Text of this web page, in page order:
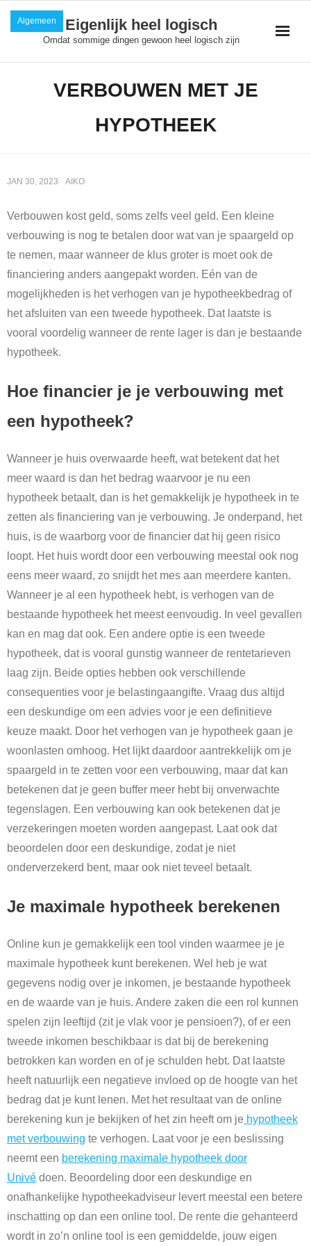
Skip
Eigenlijk heel logisch
Omdat sommige dingen gewoon heel logisch zijn
VERBOUWEN MET JE
HYPOTHEEK
JAN 30, 2023 AIKO
Algemeen
Verbouwen kost geld, soms zelfs veel geld. Een kleine
verbouwing is nog te betalen door wat van je spaargeld op
te nemen, maar wanneer de klus groter is moet ook de
financiering anders aangepakt worden. Eén van de
mogelijkheden is het verhogen van je hypotheekbedrag of
het afsluiten van een tweede hypotheek. Dat laatste is
vooral voordelig wanneer de rente lager is dan je bestaande
hypotheek.
Hoe financier je je verbouwing met
een hypotheek?
Wanneer je huis overwaarde heeft, wat betekent dat het
meer waard is dan het bedrag waarvoor je nu een
hypotheek betaalt, dan is het gemakkelijk je hypotheek in te
zetten als financiering van je verbouwing. Je onderpand, het
huis, is de waarborg voor de financier dat hij geen risico
loopt. Het huis wordt door een verbouwing meestal ook nog
eens meer waard, zo snijdt het mes aan meerdere kanten.
Wanneer je al een hypotheek hebt, is verhogen van de
bestaande hypotheek het meest eenvoudig. In veel gevallen
kan en mag dat ook. Een andere optie is een tweede
hypotheek, dat is vooral gunstig wanneer de rentetarieven
laag zijn. Beide opties hebben ook verschillende
consequenties voor je belastingaangifte. Vraag dus altijd
een deskundige om een advies voor je een definitieve
keuze maakt. Door het verhogen van je hypotheek gaan je
woonlasten omhoog. Het lijkt daardoor aantrekkelijk om je
spaargeld in te zetten voor een verbouwing, maar dat kan
betekenen dat je geen buffer meer hebt bij onverwachte
tegenslagen. Een verbouwing kan ook betekenen dat je
verzekeringen moeten worden aangepast. Laat ook dat
beoordelen door een deskundige, zodat je niet
onderverzekerd bent, maar ook niet teveel betaalt.
Je maximale hypotheek berekenen
Online kun je gemakkelijk een tool vinden waarmee je je
maximale hypotheek kunt berekenen. Wel heb je wat
gegevens nodig over je inkomen, je bestaande hypotheek
en de waarde van je huis. Andere zaken die een rol kunnen
spelen zijn leeftijd (zit je vlak voor je pensioen?), of er een
tweede inkomen beschikbaar is dat bij de berekening
betrokken kan worden en of je schulden hebt. Dat laatste
heeft natuurlijk een negatieve invloed op de hoogte van het
bedrag dat je kunt lenen. Met het resultaat van de online
berekening kun je bekijken of het zin heeft om je hypotheek
met verbouwing te verhogen. Laat voor je een beslissing
neemt een berekening maximale hypotheek door
Univé doen. Beoordeling door een deskundige en
onafhankelijke hypotheekadviseur levert meestal een betere
inschatting op dan een online tool. De rente die gehanteerd
wordt in zo’n online tool is een gemiddelde, jouw eigen